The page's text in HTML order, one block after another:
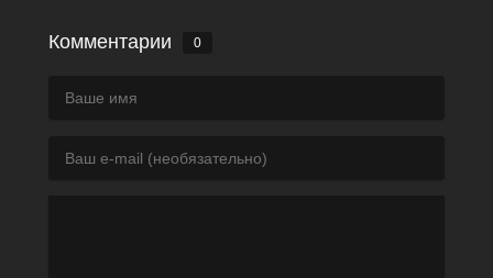
Комментарии 0